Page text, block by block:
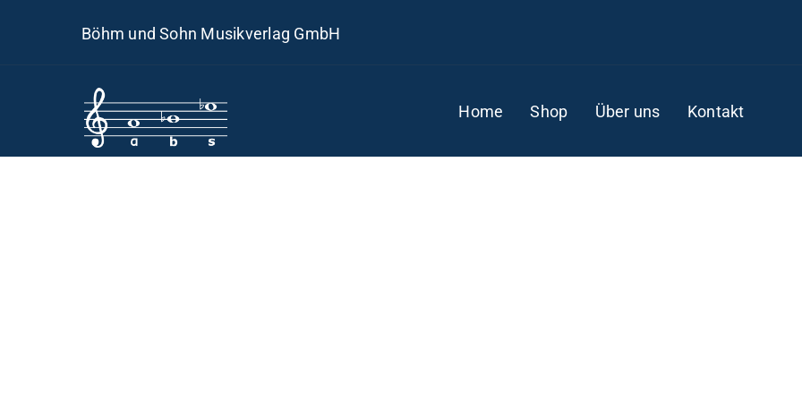
Böhm und Sohn Musikverlag GmbH
Home Shop Über uns Kontakt